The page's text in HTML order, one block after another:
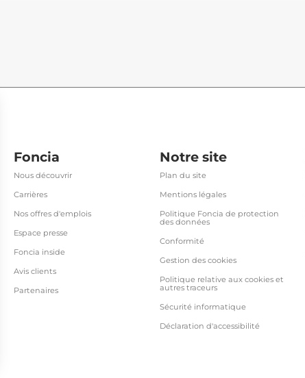
Foncia
Nous découvrir
Carrières
Nos offres d'emplois
Espace presse
Foncia inside
Avis clients
Partenaires
Notre site
Plan du site
Mentions légales
Politique Foncia de protection
des données
Conformité
Gestion des cookies
Politique relative aux cookies et
autres traceurs
Sécurité informatique
Déclaration d'accessibilité